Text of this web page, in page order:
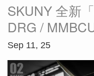
SKUNY 全新
DRG /
Sep 11, 25